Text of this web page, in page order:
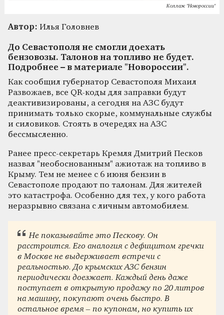
Коллаж "Новороссии"
Автор: Илья Головнев
До Севастополя не смогли доехать
бензовозы. Талонов на топливо не будет.
Подробнее – в материале "Новороссии".
Как сообщил губернатор Севастополя Михаил
Развожаев, все QR-коды для заправки будут
деактивизированы, а сегодня на АЗС будут
принимать только скорые, коммунальные службы
и силовиков. Стоять в очередях на АЗС
бессмысленно.
Ранее пресс-секретарь Кремля Дмитрий Песков
назвал "необоснованным" ажиотаж на топливо в
Крыму. Тем не менее с 6 июня бензин в
Севастополе продают по талонам. Для жителей
это катастрофа. Особенно для тех, у кого работа
неразрывно связана с личным автомобилем.
Не показывайте это Пескову. Он
расстроится. Его аналогия с дефицитом гречки
в Москве не выдерживает встречи с
реальностью. До крымских АЗС бензин
периодически доезжает. Каждый день даже
поступает в открытую продажу по 20 литров
на машину, покупают очень быстро. В
остальное время – по купонам, но купить их